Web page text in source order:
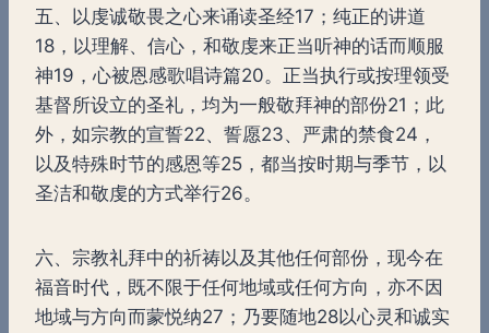
五、以虔诚敬畏之心来诵读圣经17；纯正的讲道
18，以理解、信心，和敬虔来正当听神的话而顺服
神19，心被恩感歌唱诗篇20。正当执行或按理领受
基督所设立的圣礼，均为一般敬拜神的部份21；此
外，如宗教的宣誓22、誓愿23、严肃的禁食24，
以及特殊时节的感恩等25，都当按时期与季节，以
圣洁和敬虔的方式举行26。
六、宗教礼拜中的祈祷以及其他任何部份，现今在
福音时代，既不限于任何地域或任何方向，亦不因
地域与方向而蒙悦纳27；乃要随地28以心灵和诚实